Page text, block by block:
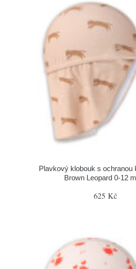
Plavkový klobouk s ochranou
Brown Leopard 0-12
625 Kč